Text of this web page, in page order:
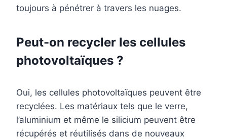
toujours à pénétrer à travers les nuages.
Peut-on recycler les cellules
photovoltaïques ?
Oui, les cellules photovoltaïques peuvent être
recyclées. Les matériaux tels que le verre,
l’aluminium et même le silicium peuvent être
récupérés et réutilisés dans de nouveaux